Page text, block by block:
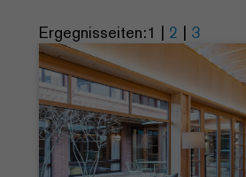
Ergegnisseiten:1 | 2 | 3